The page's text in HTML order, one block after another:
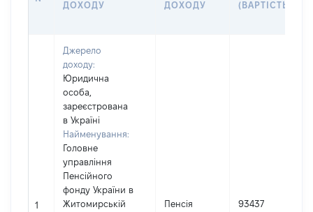
ДОХОДУ
ДОХОДУ
(ВАРТІСТЬ)
1
Джерело
доходу:
Юридична
особа,
зареєстрована
в Україні
Найменування:
Головне
управління
Пенсійного
фонду України в
Житомирській
Пенсія 93437